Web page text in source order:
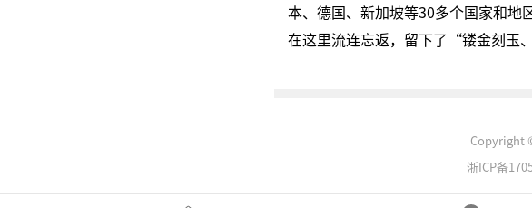
本、德国、新加坡等30多个国家和地
在这里流连忘返，留下了“镂金刻玉
Copyright
浙ICP备